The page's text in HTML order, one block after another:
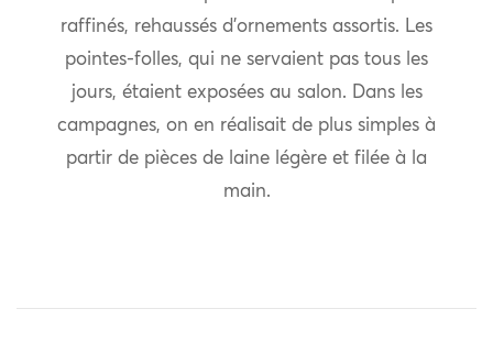
raffinés, rehaussés d’ornements assortis. Les
pointes-folles, qui ne servaient pas tous les
jours, étaient exposées au salon. Dans les
campagnes, on en réalisait de plus simples à
partir de pièces de laine légère et filée à la
main.